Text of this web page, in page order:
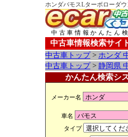
ホンダバモスLターボローダ
中古車情報かんたん
中古車情報検索サイ
中古車トップ> ホンダ
中古車トップ> 静岡県
かんたん検索シ
メーカー名
車名
タイプ